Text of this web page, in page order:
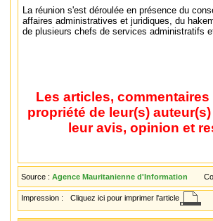
La réunion s'est déroulée en présence du
affaires administratives et juridiques, du
de plusieurs chefs de services administratifs
Les articles,
propriété de leur(s)
leur avis, opinion et
Source : Agence Mauritanienne d'Information
Impression : Cliquez ici pour imprimer l'article